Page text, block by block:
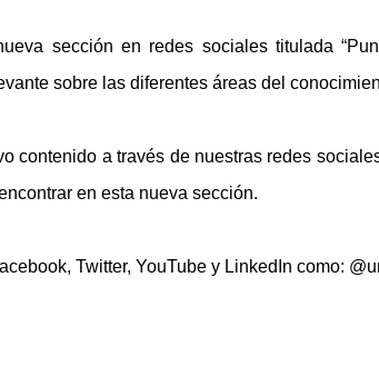
sección en redes sociales titulada
sobre las diferentes áreas del
contenido a través de nuestras redes
en esta nueva sección.
Twitter, YouTube y LinkedIn como: